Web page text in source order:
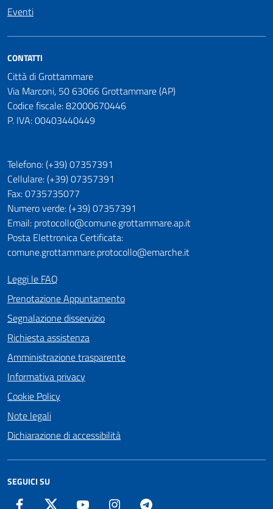
Eventi
CONTATTI
Città di Grottammare
Via Marconi, 50 63066 Grottammare (AP)
Codice fiscale: 82000670446
P. IVA: 00403440449
Telefono: (+39) 07357391
Cellulare: (+39) 07357391
Fax: 0735735077
Numero verde: (+39) 07357391
Email: protocollo@comune.grottammare.ap.it
Posta Elettronica Certificata:
comune.grottammare.protocollo@emarche.it
Leggi le FAQ
Prenotazione Appuntamento
Segnalazione disservizio
Richiesta assistenza
Amministrazione trasparente
Informativa privacy
Cookie Policy
Note legali
Dichiarazione di accessibilità
SEGUICI SU
Facebook Twitter YouTube Instagram